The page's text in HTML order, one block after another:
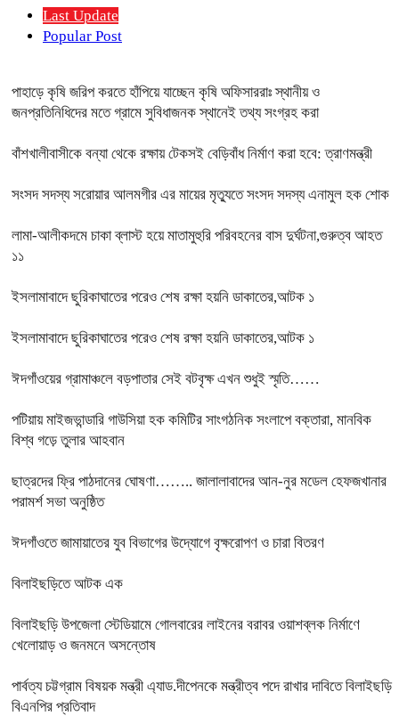
Last Update
Popular Post
পাহাড়ে কৃষি জরিপ করতে হাঁপিয়ে যাচ্ছেন কৃষি অফিসাররাঃ স্থানীয় ও
জনপ্রতিনিধিদের মতে গ্রামে সুবিধাজনক স্থানেই তথ্য সংগ্রহ করা
বাঁশখালীবাসীকে বন্যা থেকে রক্ষায় টেকসই বেড়িবাঁধ নির্মাণ করা হবে: ত্রাণমন্ত্রী
সংসদ সদস্য সরোয়ার আলমগীর এর মায়ের মৃত্যুতে সংসদ সদস্য এনামুল হক শোক
লামা-আলীকদমে চাকা ব্লাস্ট হয়ে মাতামুহুরি পরিবহনের বাস দুর্ঘটনা,গুরুত্ব আহত
১১
ইসলামাবাদে ছুরিকাঘাতের পরেও শেষ রক্ষা হয়নি ডাকাতের,আটক ১
ইসলামাবাদে ছুরিকাঘাতের পরেও শেষ রক্ষা হয়নি ডাকাতের,আটক ১
ঈদগাঁওয়ের গ্রামাঞ্চলে বড়পাতার সেই বটবৃক্ষ এখন শুধুই স্মৃতি……
পটিয়ায় মাইজভান্ডারি গাউসিয়া হক কমিটির সাংগঠনিক সংলাপে বক্তারা, মানবিক
বিশ্ব গড়ে তুলার আহবান
ছাত্রদের ফ্রি পাঠদানের ঘোষণা…….. জালালাবাদের আন-নুর মডেল হেফজখানার
পরামর্শ সভা অনুষ্ঠিত
ঈদগাঁওতে জামায়াতের যুব বিভাগের উদ্যোগে বৃক্ষরোপণ ও চারা বিতরণ
বিলাইছড়িতে আটক এক
বিলাইছড়ি উপজেলা স্টেডিয়ামে গোলবারের লাইনের বরাবর ওয়াশব্লক নির্মাণে
খেলোয়াড় ও জনমনে অসন্তোষ
পার্বত্য চট্টগ্রাম বিষয়ক মন্ত্রী এ্যাড.দীপেনকে মন্ত্রীত্ব পদে রাখার দাবিতে বিলাইছড়ি
বিএনপির প্রতিবাদ